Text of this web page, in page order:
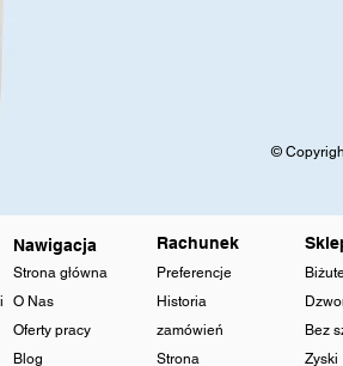
©
Nawigacja
Strona główna
O Nas
Oferty pracy
Blog
Rachunek
Preferencje
Historia
zamówień
Strona
Bez
Zyski